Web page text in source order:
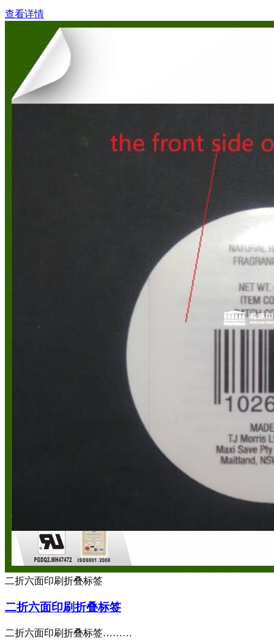
查看详情
二折六面印刷折叠标签
二折六面印刷折叠标签
二折六面印刷折叠标签………